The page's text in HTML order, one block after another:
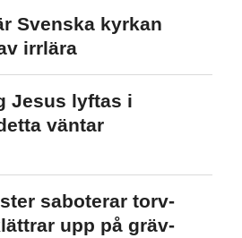
Svenska kyrkan
irrlära
Jesus lyftas i
väntar
saboterar torv­
upp på gräv­